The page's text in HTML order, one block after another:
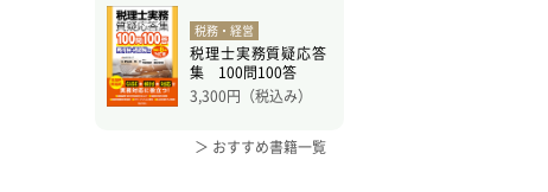
税務・経営
税理士実務質疑応答
集 100問100答
3,300円（税込み）
＞ おすすめ書籍一覧